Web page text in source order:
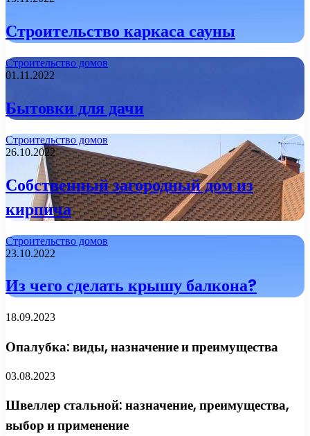
Строительство каркаса сауны
Строительство домов
01.11.2022
Бытовки для дачи
Строительство домов
26.10.2022
Собственный загородный дом из
кирпича
Строительство домов
23.10.2022
Из чего сделать крышу балкона?
18.09.2023
Опалубка: виды, назначение и преимущества
03.08.2023
Швеллер стальной: назначение, преимущества,
выбор и применение